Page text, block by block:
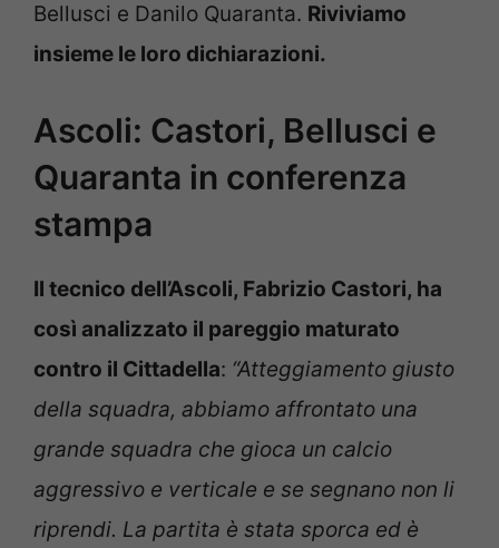
Bellusci e Danilo Quaranta. Riviviamo
insieme le loro dichiarazioni.
Ascoli: Castori, Bellusci e
Quaranta in conferenza
stampa
Il tecnico dell’Ascoli, Fabrizio Castori, ha
così analizzato il pareggio maturato
contro il Cittadella: “Atteggiamento giusto
della squadra, abbiamo affrontato una
grande squadra che gioca un calcio
aggressivo e verticale e se segnano non li
riprendi. La partita è stata sporca ed è